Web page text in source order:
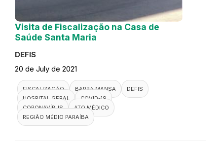
Visita de Fiscalização na Casa de
Saúde Santa Maria
DEFIS
20 de July de 2021
FISCALIZAÇÃO BARRA MANSA
DEFIS
HOSPITAL GERAL
COVID-19
CORONAVÍRUS
ATO MÉDICO
REGIÃO MÉDIO PARAÍBA